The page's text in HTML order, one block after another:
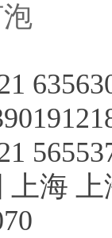
海 上